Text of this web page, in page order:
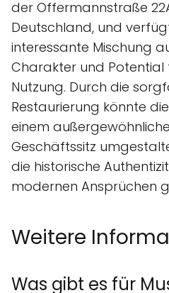
der Offermannstraße
Deutschland, und
interessante Mischung
Charakter und Potential
Nutzung. Durch die
Restaurierung könnte
einem
Geschäftssitz
die historische
modernen Ansprüchen
Weitere
Was gibt es für